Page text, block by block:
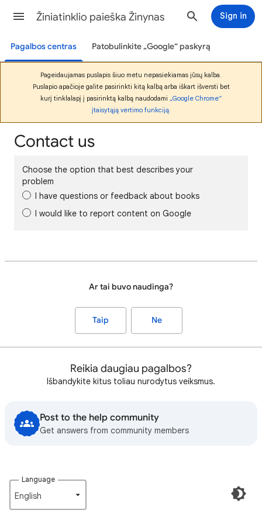
Žiniatinklio paieška Žinynas Sign in
Pagalbos centras Patobulinkite „Google“ paskyrą
Pageidaujamas puslapis šiuo metu nepasiekiamas jūsų kalba.
Puslapio apačioje galite pasirinkti kitą kalbą arba iškart išversti bet
kurį tinklalapį į pasirinktą kalbą naudodami „Google Chrome“
įtaisytąją vertimo funkciją.
Contact us
Choose the option that best describes your
problem
I have questions or feedback about books
I would like to report content on Google
Ar tai buvo naudinga?
Taip Ne
Reikia daugiau pagalbos?
Išbandykite kitus toliau nurodytus veiksmus.
Post to the help community
Get answers from community members
Language
English‎